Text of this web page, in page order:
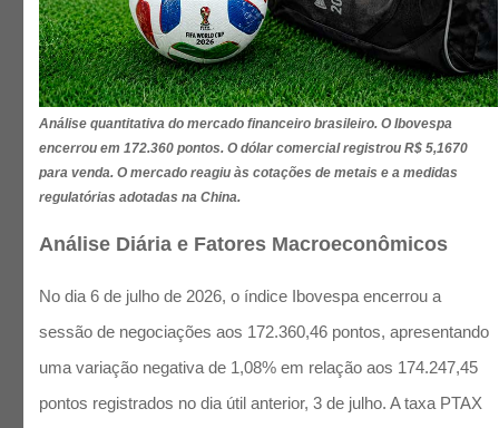
Análise quantitativa do mercado financeiro brasileiro. O Ibovespa
encerrou em 172.360 pontos. O dólar comercial registrou R$ 5,1670
para venda. O mercado reagiu às cotações de metais e a medidas
regulatórias adotadas na China.
Análise Diária e Fatores Macroeconômicos
No dia 6 de julho de 2026, o índice Ibovespa encerrou a
sessão de negociações aos 172.360,46 pontos, apresentando
uma variação negativa de 1,08% em relação aos 174.247,45
pontos registrados no dia útil anterior, 3 de julho. A taxa PTAX